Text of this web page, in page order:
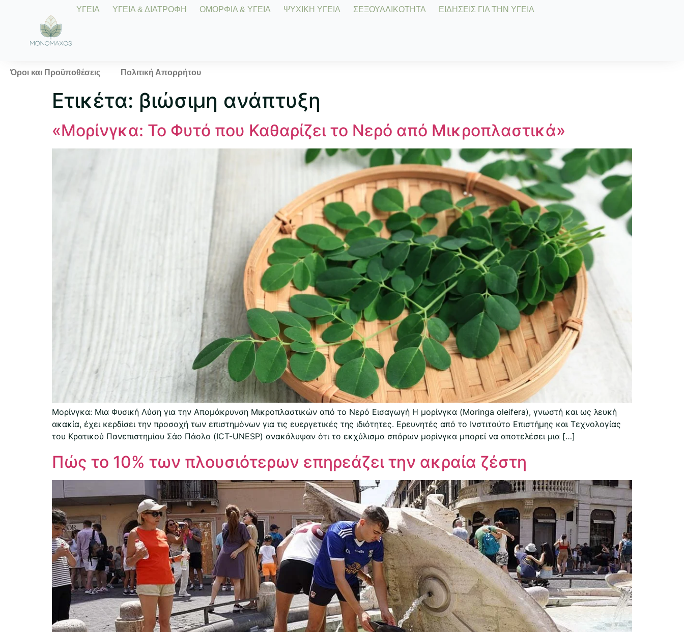
ΥΓΕΙΑ ΥΓΕΙΑ & ΔΙΑΤΡΟΦΗ ΟΜΟΡΦΙΑ & ΥΓΕΙΑ ΨΥΧΙΚΗ ΥΓΕΙΑ ΣΕΞΟΥΑΛΙΚΟΤΗΤΑ ΕΙΔΗΣΕΙΣ ΓΙΑ ΤΗΝ ΥΓΕΙΑ
Όροι και Προϋποθέσεις Πολιτική Απορρήτου
Ετικέτα: βιώσιμη ανάπτυξη
«Μορίνγκα: Το Φυτό που Καθαρίζει το Νερό από Μικροπλαστικά»
Μορίνγκα: Μια Φυσική Λύση για την Απομάκρυνση Μικροπλαστικών από το Νερό Εισαγωγή Η μορίνγκα (Moringa oleifera), γνωστή και ως λευκή
ακακία, έχει κερδίσει την προσοχή των επιστημόνων για τις ευεργετικές της ιδιότητες. Ερευνητές από το Ινστιτούτο Επιστήμης και Τεχνολογίας
του Κρατικού Πανεπιστημίου Σάο Πάολο (ICT-UNESP) ανακάλυψαν ότι το εκχύλισμα σπόρων μορίνγκα μπορεί να αποτελέσει μια […]
Πώς το 10% των πλουσιότερων επηρεάζει την ακραία ζέστη